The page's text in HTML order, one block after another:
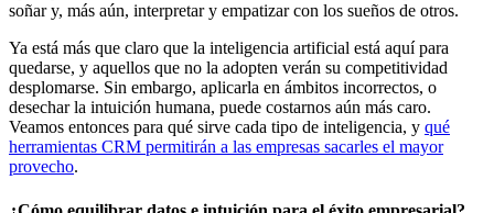
soñar y, más aún, interpretar y empatizar con los sueños de otros.
Ya está más que claro que la inteligencia artificial está aquí para
quedarse, y aquellos que no la adopten verán su competitividad
desplomarse. Sin embargo, aplicarla en ámbitos incorrectos, o
desechar la intuición humana, puede costarnos aún más caro.
Veamos entonces para qué sirve cada tipo de inteligencia, y qué
herramientas CRM permitirán a las empresas sacarles el mayor
provecho.